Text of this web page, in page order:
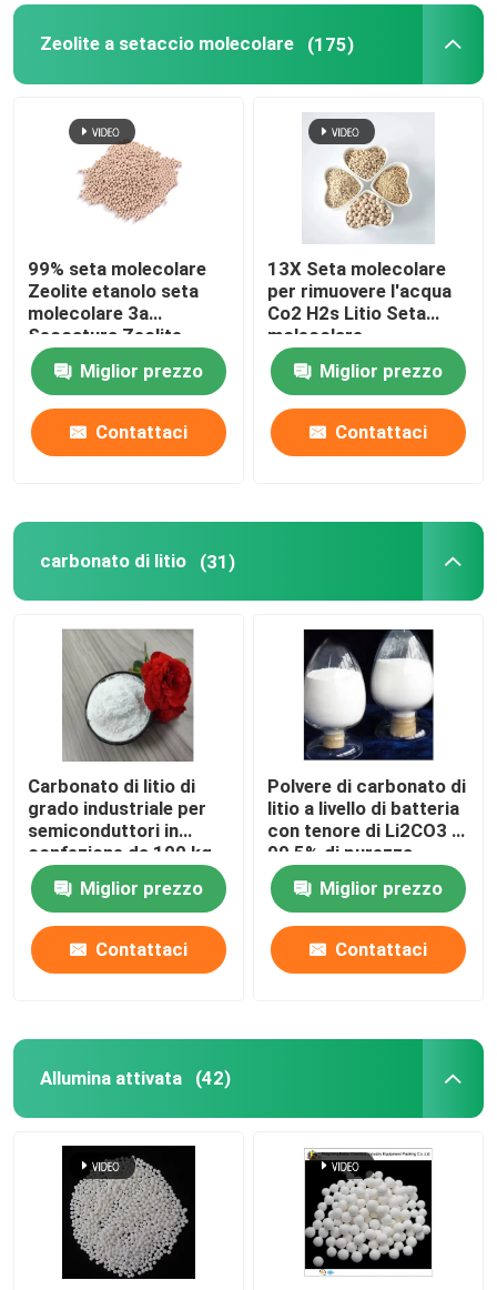
Zeolite a setaccio molecolare (175)
99% seta molecolare
Zeolite etanolo seta
molecolare 3a
Seccatura Zeolite
Miglior prezzo
Contattaci
13X Seta molecolare
per rimuovere l'acqua
Co2 H2s Litio Seta
molecolare
Miglior prezzo
Contattaci
carbonato di litio (31)
Carbonato di litio di
grado industriale per
semiconduttori in
confezione da 100 kg
Miglior prezzo
Contattaci
Polvere di carbonato di
litio a livello di batteria
con tenore di Li2CO3 ≥
99,5% di purezza
Miglior prezzo
Contattaci
Allumina attivata (42)